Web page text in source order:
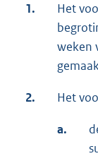
1.
Het
weken
2. Het
a.